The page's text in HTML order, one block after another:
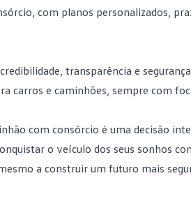
com planos personalizados,
transparência e
carros e caminhões, sempre com
com consórcio é uma decisão
o veículo dos seus sonhos
a construir um futuro mais